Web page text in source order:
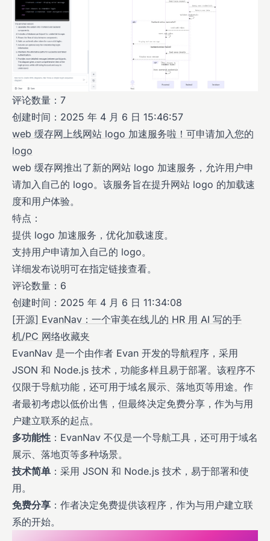
评论数量：7
创建时间：2025 年 4 月 6 日 15:46:57
web 缓存网上线网站 logo 加速服务啦！可申请加入您的
logo
web 缓存网推出了新的网站 logo 加速服务，允许用户申
请加入自己的 logo。该服务旨在提升网站 logo 的加载速
度和用户体验。
特点：
提供 logo 加速服务，优化加载速度。
支持用户申请加入自己的 logo。
详细发布说明可在指定链接查看。
评论数量：6
创建时间：2025 年 4 月 6 日 11:34:08
[开源] EvanNav：一个审美在线儿的 HR 用 AI 写的手
机/PC 网络收藏夹
EvanNav 是一个由作者 Evan 开发的导航程序，采用
JSON 和 Node.js 技术，功能多样且易于部署。该程序不
仅限于导航功能，还可用于域名展示、落地页等用途。作
者最初考虑以低价出售，但最终决定免费分享，作为与用
户建立联系的起点。
多功能性 ：EvanNav 不仅是一个导航工具，还可用于域名
展示、落地页等多种场景。
技术简单 ：采用 JSON 和 Node.js 技术，易于部署和使
用。
免费分享 ：作者决定免费提供该程序，作为与用户建立联
系的开始。